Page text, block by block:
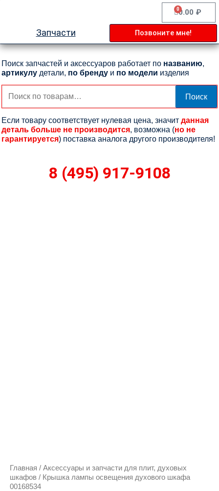
0.00 ₽
0
Cart
Запчасти Позвоните мне!
Поиск запчастей и аксессуаров работает по названию,
артикулу детали, по бренду и по модели изделия
Искать:
Поиск
Если товару соответствует нулевая цена, значит данная
деталь больше не производится, возможна (но не
гарантируется) поставка аналога другого производителя!
8 (495) 917-9108
Главная / Аксессуары и запчасти для плит, духовых
шкафов / Крышка лампы освещения духового шкафа
00168534